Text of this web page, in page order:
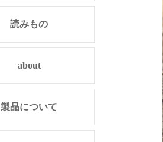
読みもの
about
製品について